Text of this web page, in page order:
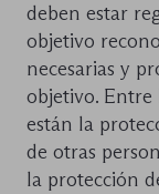
deben estar
objetivo
necesarias y
objetivo. Entre
están la
de otras
la protección